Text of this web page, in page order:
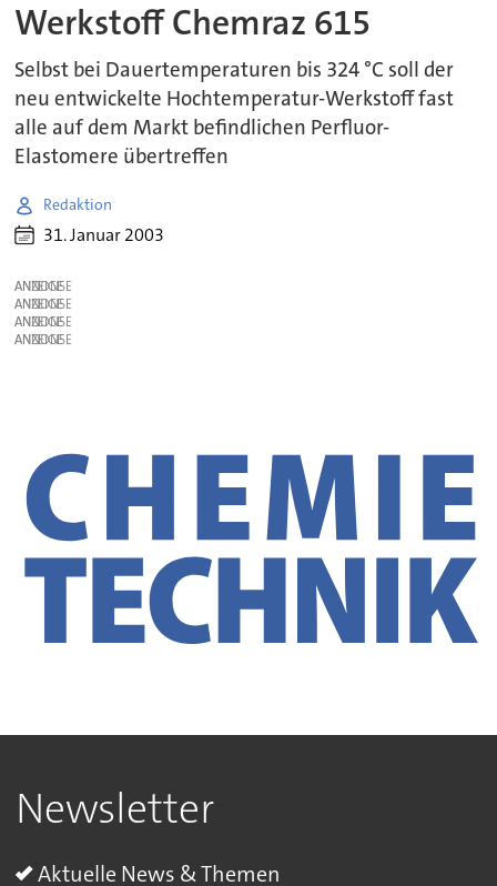
Werkstoff Chemraz 615
Selbst bei Dauertemperaturen bis 324 °C soll der
neu entwickelte Hochtemperatur-Werkstoff fast
alle auf dem Markt befindlichen Perfluor-
Elastomere übertreffen
Redaktion
31. Januar 2003
ANZEIGE
ANZEIGE
ANZEIGE
ANZEIGE
Newsletter
Aktuelle News & Themen